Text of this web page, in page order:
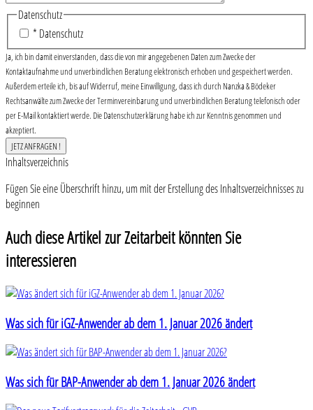
Datenschutz
* Datenschutz
Ja, ich bin damit einverstanden, dass die von mir angegebenen Daten zum Zwecke der
Kontaktaufnahme und unverbindlichen Beratung elektronisch erhoben und gespeichert werden.
Außerdem erteile ich, bis auf Widerruf, meine Einwilligung, dass ich durch Nanzka & Bödeker
Rechtsanwälte zum Zwecke der Terminvereinbarung und unverbindlichen Beratung telefonisch oder
per E-Mail kontaktiert werde. Die Datenschutzerklärung habe ich zur Kenntnis genommen und
akzeptiert.
Inhaltsverzeichnis
Fügen Sie eine Überschrift hinzu, um mit der Erstellung des Inhaltsverzeichnisses zu
beginnen
Auch diese Artikel zur Zeitarbeit könnten Sie
interessieren
Was sich für iGZ-Anwender ab dem 1. Januar 2026 ändert
Was sich für BAP-Anwender ab dem 1. Januar 2026 ändert